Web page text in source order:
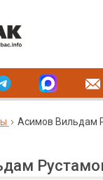
Асимов Вильдам